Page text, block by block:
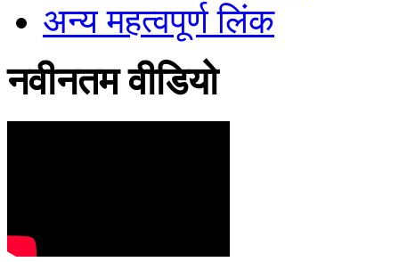
अन्य महत्वपूर्ण लिंक
नवीनतम वीडियो